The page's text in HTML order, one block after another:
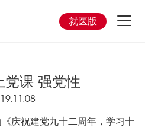
就医版
党课 强党性
庆祝建党九十二周年，学习十